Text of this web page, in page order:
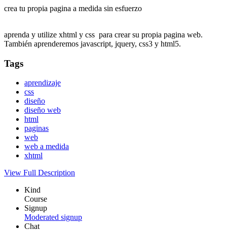
crea tu propia pagina a medida sin esfuerzo
aprenda y utilize xhtml y css para crear su propia pagina web.
También aprenderemos javascript, jquery, css3 y html5.
Tags
aprendizaje
css
diseño
diseño web
html
paginas
web
web a medida
xhtml
View Full Description
Kind
Course
Signup
Moderated signup
Chat